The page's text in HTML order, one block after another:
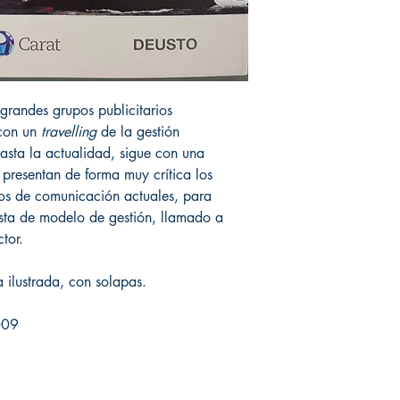
grupos publicitarios
un travellingde la gestión
la actualidad, sigue con una
de forma muy crítica los
de comunicación actuales, para
de modelo de gestión, llamado a
con solapas.